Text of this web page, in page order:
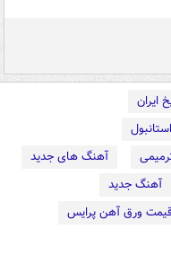
ایران
آهنگ های جدید
آهنگ جدید
قیمت ورق آهن پرایس